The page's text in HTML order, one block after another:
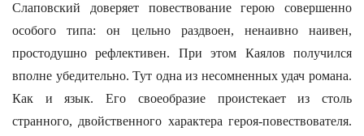
Слаповский доверяет повествование герою совершенно
особого типа: он цельно раздвоен, ненаивно наивен,
простодушно рефлективен. При этом Каялов получился
вполне убедительно. Тут одна из несомненных удач романа.
Как и язык. Его своеобразие проистекает из столь
странного, двойственного характера героя-повествователя.